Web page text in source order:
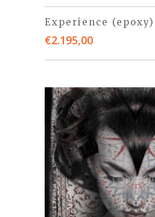
Experience (epoxy)
€2.195,00